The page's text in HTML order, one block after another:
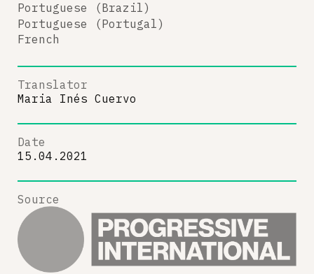
Portuguese (Brazil)
Portuguese (Portugal)
French
Translator
Maria Inés Cuervo
Date
15.04.2021
Source